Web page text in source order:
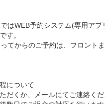
はWEB予約システム(専用アプ
す。
てからのご予約は、フロント
について
だくか、メールにてご連絡く